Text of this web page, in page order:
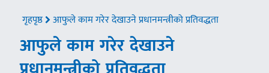
गृहपृष्ठ आफुले काम गरेर देखाउने प्रधानमन्त्रीको प्रतिवद्धता
आफुले काम गरेर देखाउने